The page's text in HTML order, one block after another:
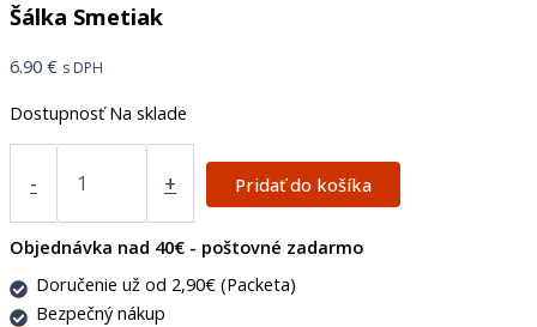
Šálka Smetiak
6.90 € s DPH
Dostupnosť Na sklade
- + Pridať do košíka
Objednávka nad 40€ - poštovné zadarmo
Doručenie už od 2,90€ (Packeta)
Bezpečný nákup